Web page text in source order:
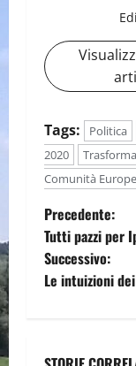
Tags: Politica
2020
Comunità
N
a
v
Precedente:
Tutti pazzi per
Successivo:
Le intuizioni